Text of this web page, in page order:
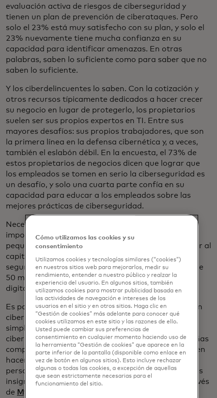
evaluación activa de riesgos de ciberseguridad y
tienen un plan de prevención de ciberataques. Pero
solo el 23% está muy satisfecho con su plan, y solo el
23% nuevamente tiene mucha confianza en su
capacidad para identificar amenazas. En otras
palabras, saben lo suficiente como para saber que no
saben lo suficiente.
Y los ciberdelincuentes lo saben. Con la cotización y
otros recursos típicamente dedicados a hacer crecer
su negocio en lugar de protegerlo, los propietarios
suelen ser sus propios expertos en TI. Entre sus
mayores desafíos: sus propios trabajadores, que son
la primera línea en la defensa cibernética y, a veces,
también el eslabón débil. En la encuesta, el 73% de
estos propietarios de negocios dicen que lograr que
los empleados se tomen en serio la ciberseguridad es
un desafío, y solo una cuarta parte confía en su
capacidad para educar a los empleados sobre las
mejores prácticas de ciberseguridad.
Necesitan apoyo. Esta es una parte cada vez más
importante de nuestra misión de ayudar a las
pequeñas compañías a pagar, recibir pagos, acceder al
capital y digitalizar sus operaciones de manera
segura. Desde 2020, Mastercard incorporó a más de
50 millones de pequeñas compañías a la economía
digital. Pero solo la confianza los mantendrá allí.
Es por eso que nos asociamos con otros expertos en
ciberseguridad e invertimos en innovación que
simplifica pero fortalece los enfoques de
ciberseguridad para que los propietarios de pequeñas
compañías puedan concentrar en lo que mejor saben
hacer: servir a sus clientes. Por ejemplo,
personalizamos nuestro escáner de vulnerabilidades
insignia RiskRecon para pequeñas compañías a través
de My Cyber Risk
Cómo utilizamos las cookies y su
consentimiento
Utilizamos cookies y tecnologías similares (“cookies”)
en nuestros sitios web para mejorarlos, medir su
rendimiento, entender a nuestro público y realzar la
experiencia del usuario. En algunos sitios, también
utilizamos cookies para mostrar publicidad basada en
las actividades de navegación e intereses de los
usuarios en el sitio y en otros sitios. Haga clic en
“Gestión de cookies” más adelante para conocer qué
cookies utilizamos en este sitio y las razones de ello.
Usted puede cambiar sus preferencias de
consentimiento en cualquier momento haciendo uso de
la herramienta “Gestión de cookies” que aparece en la
parte inferior de la pantalla (disponible como enlace en
vez de botón en algunos sitios). Esto incluye rechazar
algunas o todas las cookies, a excepción de aquellas
que sean estrictamente necesarias para el
funcionamiento del sitio.